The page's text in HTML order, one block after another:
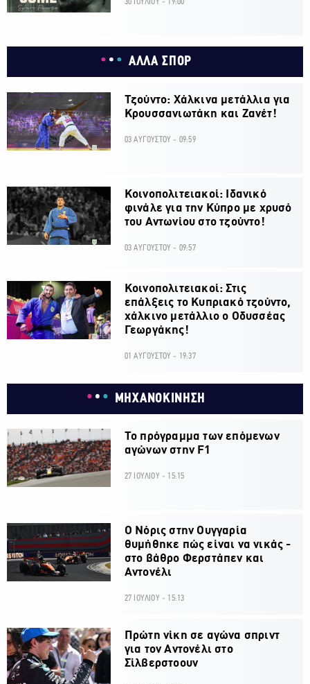
ΑΛΛΑ ΣΠΟΡ
Τζούντο: Χάλκινα μετάλλια για
Κρουσσανιωτάκη και Ζανέτ!
03 ΑΥΓΟΥΣΤΟΥ - 09:59
Κοινοπολιτειακοί: Ιδανικό
φινάλε για την Κύπρο με χρυσό
του Αντωνίου στο τζούντο!
03 ΑΥΓΟΥΣΤΟΥ - 09:57
Κοινοπολιτειακοί: Στις
επάλξεις το Κυπριακό τζούντο,
χάλκινο μετάλλιο ο Οδυσσέας
Γεωργάκης!
01 ΑΥΓΟΥΣΤΟΥ - 19:37
ΜΗΧΑΝΟΚΙΝΗΣΗ
Το πρόγραμμα των επόμενων
αγώνων στην F1
27 ΙΟΥΛΙΟΥ - 15:15
O Νόρις στην Ουγγαρία
θυμήθηκε πώς είναι να νικάς -
στο βάθρο Φερστάπεν και
Αντονέλι
27 ΙΟΥΛΙΟΥ - 15:13
Πρώτη νίκη σε αγώνα σπριντ
για τον Αντονέλι στο
Σίλβερστοουν